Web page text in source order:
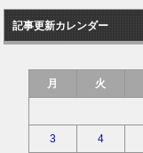
記事更新カレンダー
月
火
3 4